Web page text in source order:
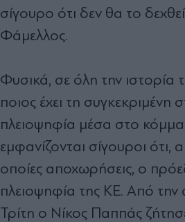
σίγουρο ότι δεν θα το
Φάμελλος.
Φυσικά, σε όλη την ιστορία
ποιος έχει τη συγκεκριμένη
πλειοψηφία μέσα στο
εμφανίζονται σίγουροι ότι,
οποίες αποχωρήσεις, ο
πλειοψηφία της ΚΕ. Από την
Τρίτη ο Νίκος Παππάς